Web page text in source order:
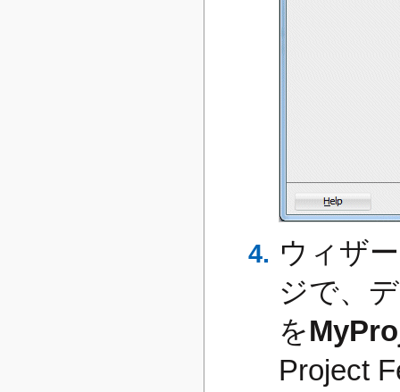
ウィザ
ジで、
を
Project